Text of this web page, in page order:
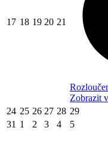
17 18 19 20 21
Zobrazit
24 25 26 27 28 29
31 1 2 3 4 5